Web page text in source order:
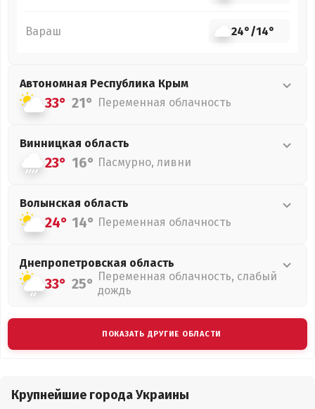
Вараш 24°/14°
Автономная Республика Крым
33° 21° Переменная облачность
Винницкая область
23° 16° Пасмурно, ливни
Волынская область
24° 14° Переменная облачность
Днепропетровская область
33° 25° Переменная облачность, слабый
дождь
ПОКАЗАТЬ ДРУГИЕ ОБЛАСТИ
Крупнейшие города Украины